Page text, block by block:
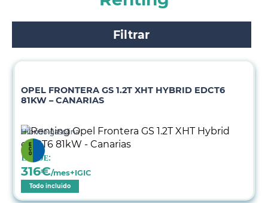
Filtrar
OPEL FRONTERA GS 1.2T XHT HYBRID EDCT6
81KW – CANARIAS
Híbrido gasolina
Desde:
316€/mes+IGIC
Todo incluido